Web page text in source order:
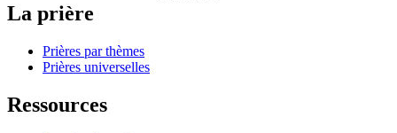
La prière
Prières par thèmes
Prières universelles
Ressources